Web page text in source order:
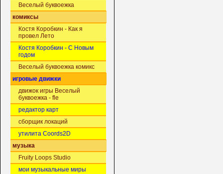
Веселый буквоежка
комиксы
Костя Коробкин - Как я
провел Лето
Костя Коробкин - С Новым
годом
Веселый буквоежка комикс
игровые движки
движок игры Веселый
буквоежка - fle
редактор карт
сборщик локаций
утилита Coords2D
музыка
Fruity Loops Studio
мои музыкальные миры